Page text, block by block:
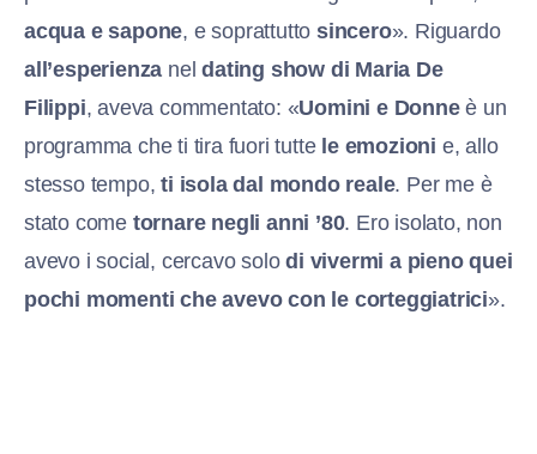
acqua e sapone, e soprattuttosincero». Riguardo
all’esperienza neldating show di Maria De
Filippi, aveva commentato: «Uomini e Donneè un
programma che ti tira fuori tutte le emozioni e, allo
stesso tempo,ti isola dal mondo reale. Per me è
stato come tornare negli anni ’80. Ero isolato, non
avevo i social, cercavo solodi vivermi a pieno quei
pochi momenti che avevo con le corteggiatrici».